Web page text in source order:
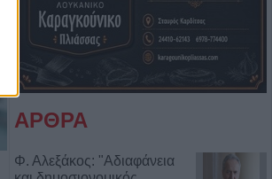
ΑΡΘΡΑ
Φ. Αλεξάκος: "Αδιαφάνεια